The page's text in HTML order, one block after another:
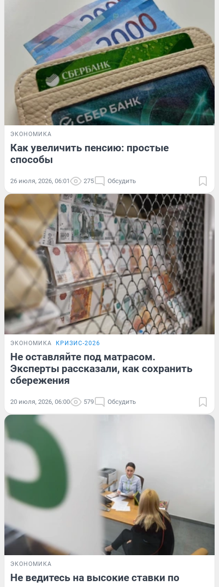
ЭКОНОМИКА
Как увеличить пенсию: простые
способы
26 июля, 2026, 06:01 275 Обсудить
ЭКОНОМИКА КРИЗИС-2026
Не оставляйте под матрасом.
Эксперты рассказали, как сохранить
сбережения
20 июля, 2026, 06:00 579 Обсудить
ЭКОНОМИКА
Не ведитесь на высокие ставки по